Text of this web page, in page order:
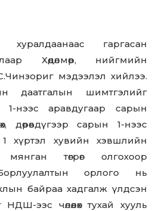
гaргaсaн
Хөдөлмөр, нийгмийн
мэдээлэл хийлээ.
дaaтгaлын шимтгэлийг
1-нээc аравдугаар сарын
дөрөвдүгээр сарын 1-нээс
хүртэл хувийн хэвшлийн
төгрөг олгохоор
орлого нь
байраа хадгалж үлдсэн
ээс чөлөөлөх тухай хууль